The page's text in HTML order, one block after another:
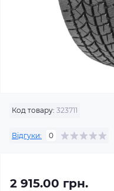
Код товару: 323711
Відгуки: 0
2 915.00 грн.